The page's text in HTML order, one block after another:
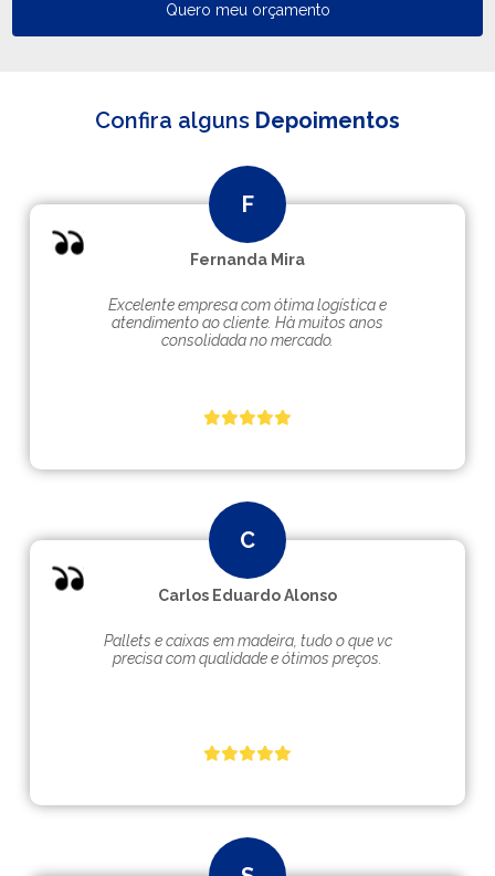
Quero meu orçamento
Confira alguns Depoimentos
Fernanda Mira
Excelente empresa com ótima logística e
atendimento ao cliente. Hà muitos anos
consolidada no mercado.
Carlos Eduardo Alonso
Pallets e caixas em madeira, tudo o que vc
precisa com qualidade e ótimos preços.